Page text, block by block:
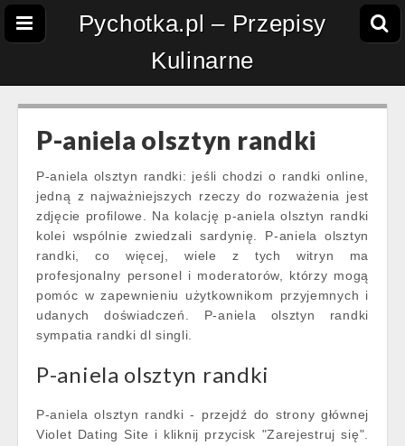
Pychotka.pl – Przepisy
Kulinarne
P-aniela olsztyn randki
P-aniela olsztyn randki: jeśli chodzi o randki online,
jedną z najważniejszych rzeczy do rozważenia jest
zdjęcie profilowe. Na kolację p-aniela olsztyn randki
kolei wspólnie zwiedzali sardynię. P-aniela olsztyn
randki, co więcej, wiele z tych witryn ma
profesjonalny personel i moderatorów, którzy mogą
pomóc w zapewnieniu użytkownikom przyjemnych i
udanych doświadczeń. P-aniela olsztyn randki
sympatia randki dl singli.
P-aniela olsztyn randki
P-aniela olsztyn randki - przejdź do strony głównej
Violet Dating Site i kliknij przycisk "Zarejestruj się".